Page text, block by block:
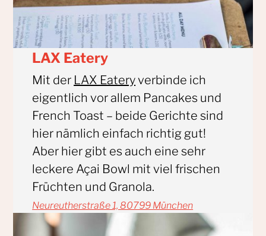
LAX Eatery
Mit der LAX Eateryverbinde ich
eigentlich vor allem Pancakes und
French Toast – beide Gerichte sind
hier nämlich einfach richtig gut!
Aber hier gibt es auch eine sehr
leckere Açai Bowl mit viel frischen
Früchten und Granola.
Neureutherstraße 1, 80799 München